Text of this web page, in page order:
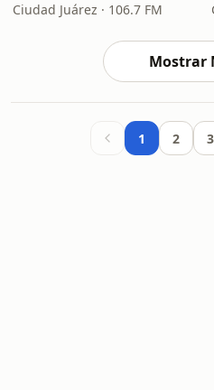
Ciudad Juárez · 106.7 FM
Mostrar
1 2 3